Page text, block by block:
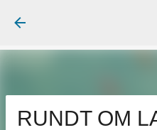
RUNDT OM